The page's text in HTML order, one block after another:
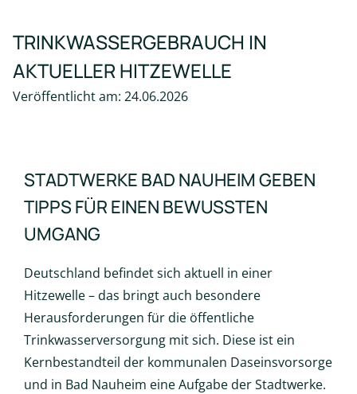
TRINKWASSERGEBRAUCH IN
AKTUELLER HITZEWELLE
Veröffentlicht am: 24.06.2026
STADTWERKE BAD NAUHEIM GEBEN
TIPPS FÜR EINEN BEWUSSTEN
UMGANG
Deutschland befindet sich aktuell in einer
Hitzewelle – das bringt auch besondere
Herausforderungen für die öffentliche
Trinkwasserversorgung mit sich. Diese ist ein
Kernbestandteil der kommunalen Daseinsvorsorge
und in Bad Nauheim eine Aufgabe der Stadtwerke.